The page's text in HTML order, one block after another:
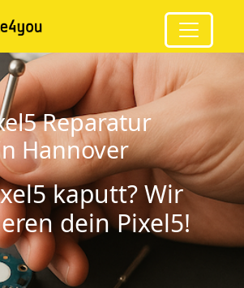
Reparatur
Hannover
kaputt? Wir
dein Pixel5!